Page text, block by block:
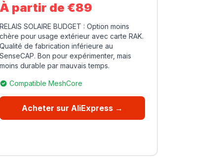
À partir de €89
RELAIS SOLAIRE BUDGET : Option moins
chère pour usage extérieur avec carte RAK.
Qualité de fabrication inférieure au
SenseCAP. Bon pour expérimenter, mais
moins durable par mauvais temps.
Compatible MeshCore
Acheter sur AliExpress →